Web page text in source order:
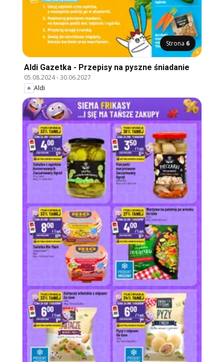
Strona 6
Aldi Gazetka - Przepisy na pyszne śniadanie
05.08.2024-30.06.2027
Aldi